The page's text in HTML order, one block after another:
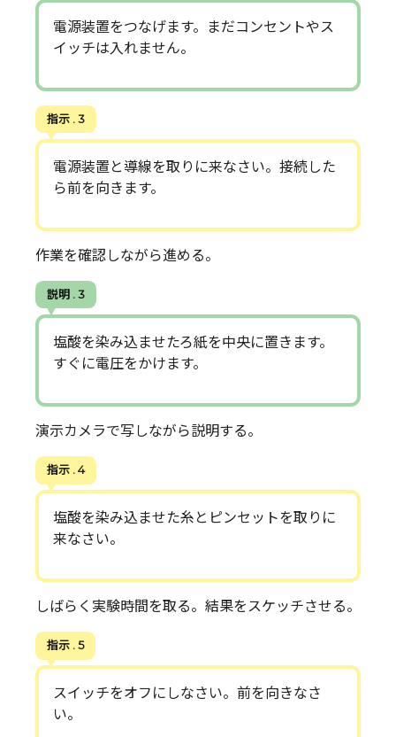
電源装置をつなげます。まだコンセントやス
イッチは入れません。
指示 . 3
電源装置と導線を取りに来なさい。接続した
ら前を向きます。
作業を確認しながら進める。
説明 . 3
塩酸を染み込ませたろ紙を中央に置きます。
すぐに電圧をかけます。
演示カメラで写しながら説明する。
指示 . 4
塩酸を染み込ませた糸とピンセットを取りに
来なさい。
しばらく実験時間を取る。結果をスケッチさせる。
指示 . 5
スイッチをオフにしなさい。前を向きなさ
い。